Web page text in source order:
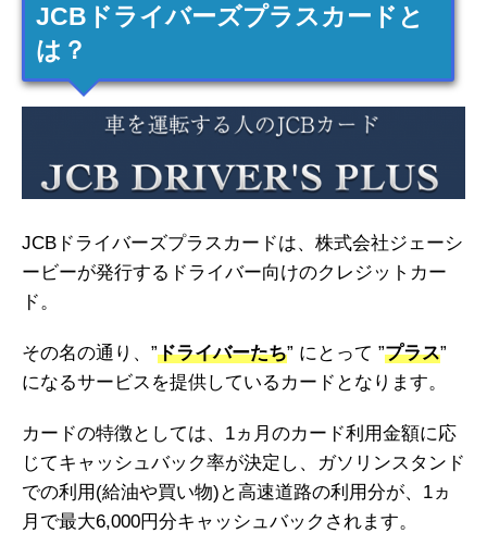
JCBドライバーズプラスカードと
は？
JCBドライバーズプラスカードは、株式会社ジェーシ
ービーが発行するドライバー向けのクレジットカー
ド。
その名の通り、”ドライバーたち” にとって ”プラス”
になるサービスを提供しているカードとなります。
カードの特徴としては、1ヵ月のカード利用金額に応
じてキャッシュバック率が決定し、ガソリンスタンド
での利用(給油や買い物)と高速道路の利用分が、1ヵ
月で最大6,000円分キャッシュバックされます。